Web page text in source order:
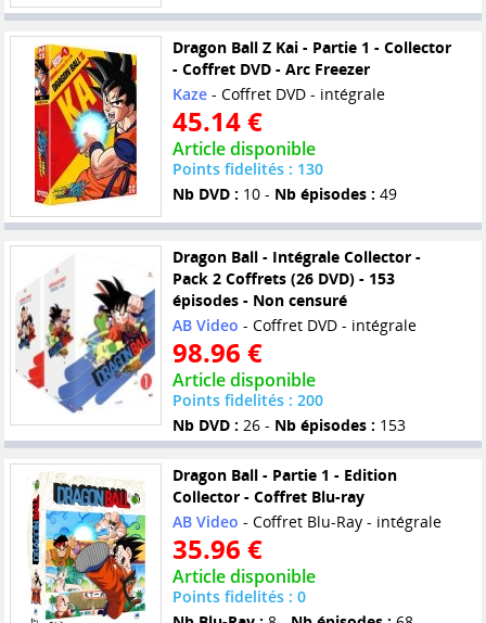
Dragon Ball Z Kai - Partie 1 - Collector
- Coffret DVD - Arc Freezer
Kaze- Coffret DVD - intégrale
45.14 €
Article disponible
Points fidelités : 130
Nb DVD : 10 - Nb épisodes : 49
Dragon Ball - Intégrale Collector -
Pack 2 Coffrets (26 DVD) - 153
épisodes - Non censuré
AB Video - Coffret DVD - intégrale
98.96 €
Article disponible
Points fidelités : 200
Nb DVD : 26 - Nb épisodes : 153
Dragon Ball - Partie 1 - Edition
Collector - Coffret Blu-ray
AB Video - Coffret Blu-Ray - intégrale
35.96 €
Article disponible
Points fidelités : 0